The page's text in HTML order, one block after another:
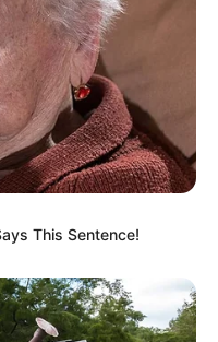
This Sentence!